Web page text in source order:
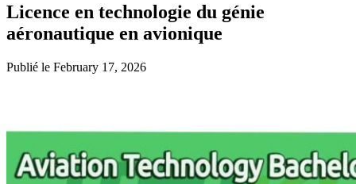
Licence en technologie du génie
aéronautique en avionique
Publié le February 17, 2026